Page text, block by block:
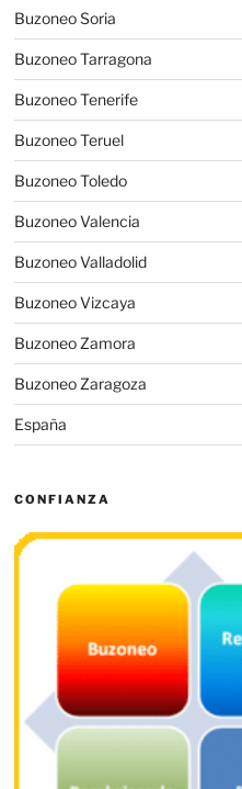
Buzoneo Soria
Buzoneo Tarragona
Buzoneo Tenerife
Buzoneo Teruel
Buzoneo Toledo
Buzoneo Valencia
Buzoneo Valladolid
Buzoneo Vizcaya
Buzoneo Zamora
Buzoneo Zaragoza
España
CONFIANZA